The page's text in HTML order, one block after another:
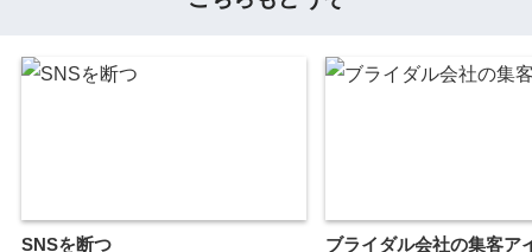
SNSを断つ ブライダル会社の集客ア